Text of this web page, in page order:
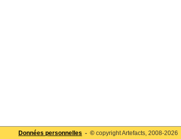
Données personnelles - © copyright Artefacts, 2008-2026